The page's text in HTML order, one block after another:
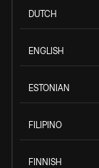
DUTCH
ENGLISH
ESTONIAN
FILIPINO
FINNISH